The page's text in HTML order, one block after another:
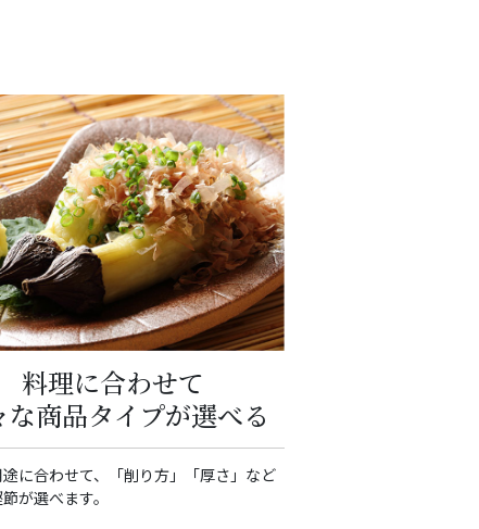
料理に合わせて
な商品タイプが選べる
に合わせて、「削り方」「厚さ」など
が選べます。